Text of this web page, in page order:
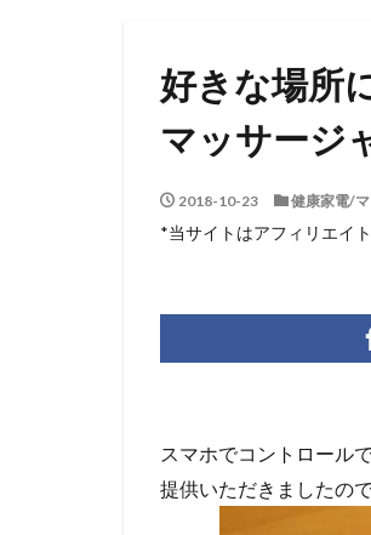
好きな場所
マッサージ
2018-10-23 健康家電/
*当サイトはアフィリエイ
スマホでコントロール
提供いただきましたの